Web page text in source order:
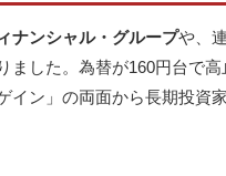
ナンシャル・グループや、
ました。為替が160円台で
ン」の両面から長期投資